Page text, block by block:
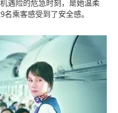
乘客感受到了安全感。